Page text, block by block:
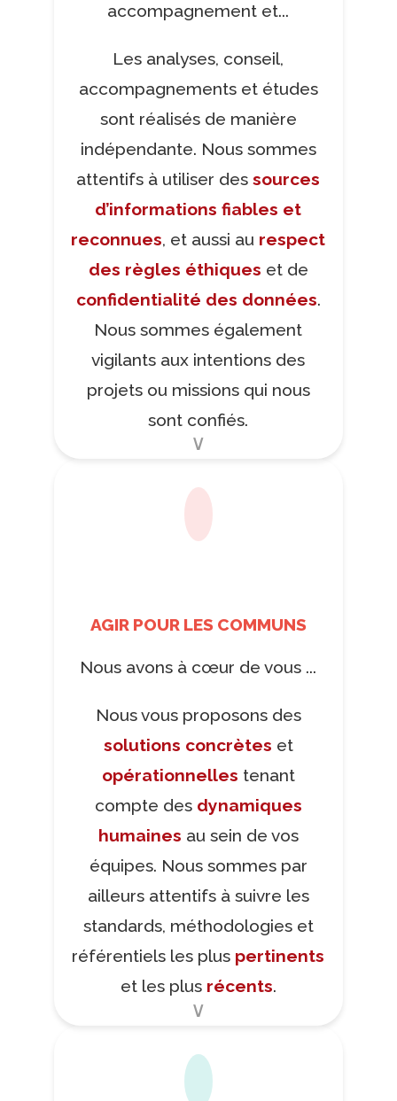
accompagnement et...
Les analyses, conseil,
accompagnements et études
sont réalisés de manière
indépendante. Nous sommes
attentifs à utiliser dessources
d’informations fiables et
reconnues, et aussi au respect
des règles éthiques et de
confidentialité des données.
Nous sommes également
vigilants aux intentions des
projets ou missions qui nous
sont confiés.
AGIR POUR LES COMMUNS
Nous avons à cœur de vous ...
Nous vous proposons des
solutions concrètes et
opérationnelles tenant
compte des dynamiques
humaines au sein de vos
équipes. Nous sommes par
ailleurs attentifs à suivre les
standards, méthodologies et
référentiels les plus pertinents
et les plus récents.